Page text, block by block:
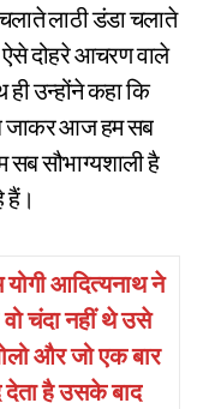
लाठी डंडा चलाते
ऐसे दोहरे आचरण वाले
उन्होंने कहा कि
जाकर आज हम सब
सब सौभाग्यशाली है
हैं।
योगी आदित्यनाथ ने
वो चंदा नहीं थे उसे
और जो एक बार
देता है उसके बाद